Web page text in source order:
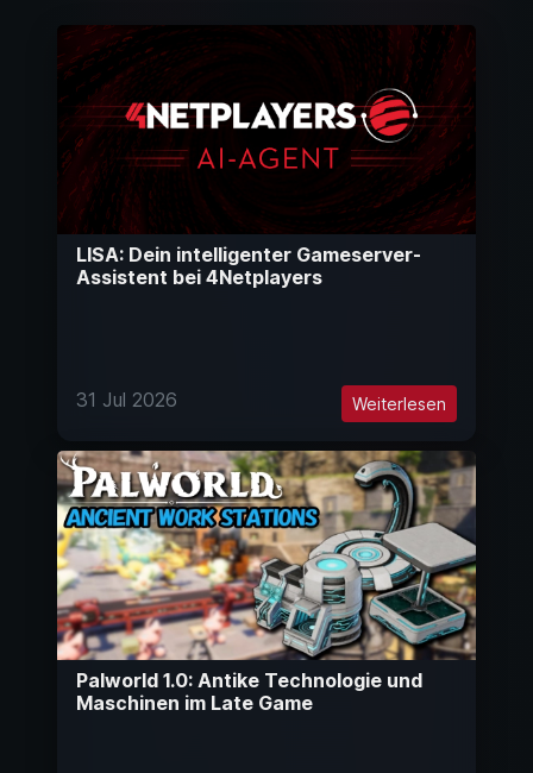
LISA: Dein intelligenter Gameserver-
Assistent bei 4Netplayers
31 Jul 2026 Weiterlesen
Palworld 1.0: Antike Technologie und
Maschinen im Late Game